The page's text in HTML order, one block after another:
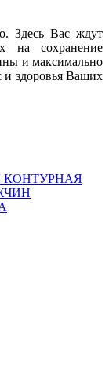
Здесь Вас ждут
на сохранение
и максимально
и здоровья Ваших
КОНТУРНАЯ